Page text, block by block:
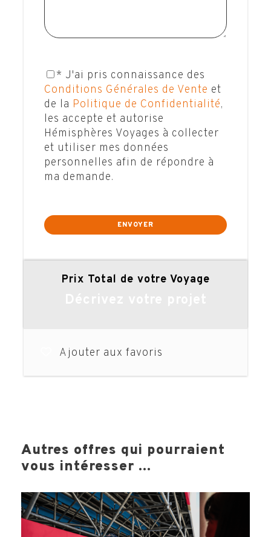
* J'ai pris connaissance des
Conditions Générales de Vente et
de la Politique de Confidentialité,
les accepte et autorise
Hémisphères Voyages à collecter
et utiliser mes données
personnelles afin de répondre à
ma demande.
Prix Total de votre Voyage
Ajouter aux favoris
Autres offres qui pourraient
vous intéresser ...